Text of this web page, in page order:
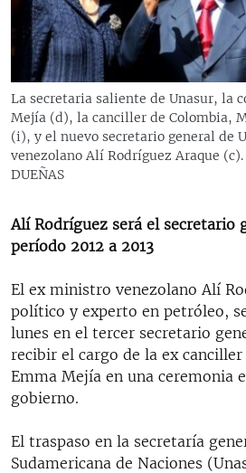
RADIO MARTÍ
ESPECIALES
ESPECIALES
LA REALIDAD DE LA VIVIENDA EN
SER VIEJO EN CUBA
KENTU-CUBANO
DESINFORMACIÓN RUSA EN
MULTIMEDIA
EDITORIALES
SÍGUENOS
La secretaria saliente de Unasur, la
Mejía (d), la canciller de Colombia,
(i), y el nuevo secretario general de
venezolano Alí Rodríguez Araque (c).
DUEÑAS
Alí Rodríguez será el secretario
período 2012 a 2013
El ex ministro venezolano Alí
político y experto en petróleo,
lunes en el tercer secretario
recibir el cargo de la ex
Emma Mejía en una ceremonia
gobierno.
El traspaso en la secretaría
Sudamericana de Naciones